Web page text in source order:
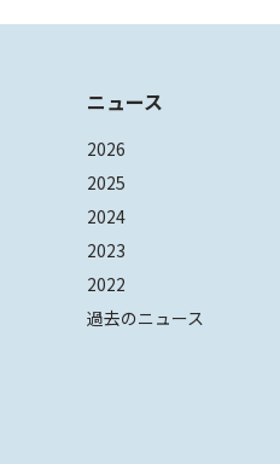
ニュース
2026
2025
2024
2023
2022
過去のニュース